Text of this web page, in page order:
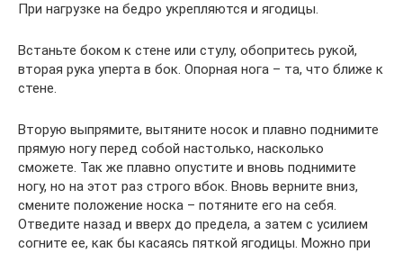
При нагрузке на бедро укрепляются и ягодицы.
Встаньте боком к стене или стулу, обопритесь рукой,
вторая рука уперта в бок. Опорная нога – та, что ближе к
стене.
Вторую выпрямите, вытяните носок и плавно поднимите
прямую ногу перед собой настолько, насколько
сможете. Так же плавно опустите и вновь поднимите
ногу, но на этот раз строго вбок. Вновь верните вниз,
смените положение носка – потяните его на себя.
Отведите назад и вверх до предела, а затем с усилием
согните ее, как бы касаясь пяткой ягодицы. Можно при